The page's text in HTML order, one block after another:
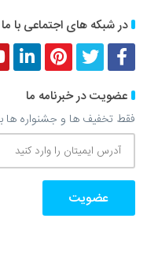
در شبکه های اجتماعی با
فیسبوکتوییترپینترست
عضویت در خبرنامه ما
فقط تخفیف ها و جشنواره ها
آدرس
ایمیتان
را